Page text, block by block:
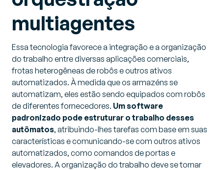
multiagentes
Essa tecnologia favorece a integração e a organização
do trabalho entre diversas aplicações comerciais,
frotas heterogêneas de robôs e outros ativos
automatizados. À medida que os armazéns se
automatizam, eles estão sendo equipados com robôs
de diferentes fornecedores. Um software
padronizado pode estruturar o trabalho desses
autômatos, atribuindo-lhes tarefas com base em suas
características e comunicando-se com outros ativos
automatizados, como comandos de portas e
elevadores. A organização do trabalho deve se tornar